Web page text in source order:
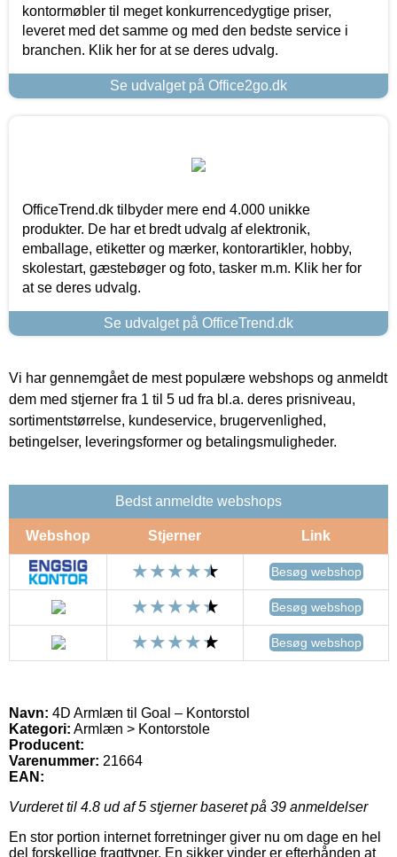
kontormøbler til meget konkurrencedygtige priser,
leveret med det samme og med den bedste service i
branchen. Klik her for at se deres udvalg.
Se udvalget på Office2go.dk
OfficeTrend.dk tilbyder mere end 4.000 unikke
produkter. De har et bredt udvalg af elektronik,
emballage, etiketter og mærker, kontorartikler, hobby,
skolestart, gæstebøger og foto, tasker m.m. Klik her for
at se deres udvalg.
Se udvalget på OfficeTrend.dk
Vi har gennemgået de mest populære webshops og anmeldt
dem med stjerner fra 1 til 5 ud fra bl.a. deres prisniveau,
sortimentstørrelse, kundeservice, brugervenlighed,
betingelser, leveringsformer og betalingsmuligheder.
Bedst anmeldte webshops
Webshop Stjerner Link
Besøg webshop
Besøg webshop
Besøg webshop
Navn: 4D Armlæn til Goal – Kontorstol
Kategori: Armlæn > Kontorstole
Producent:
Varenummer: 21664
EAN:
Vurderet til 4.8 ud af 5 stjerner baseret på 39 anmeldelser
En stor portion internet forretninger giver nu om dage en hel
del forskellige fragttyper. En sikker vinder er efterhånden at